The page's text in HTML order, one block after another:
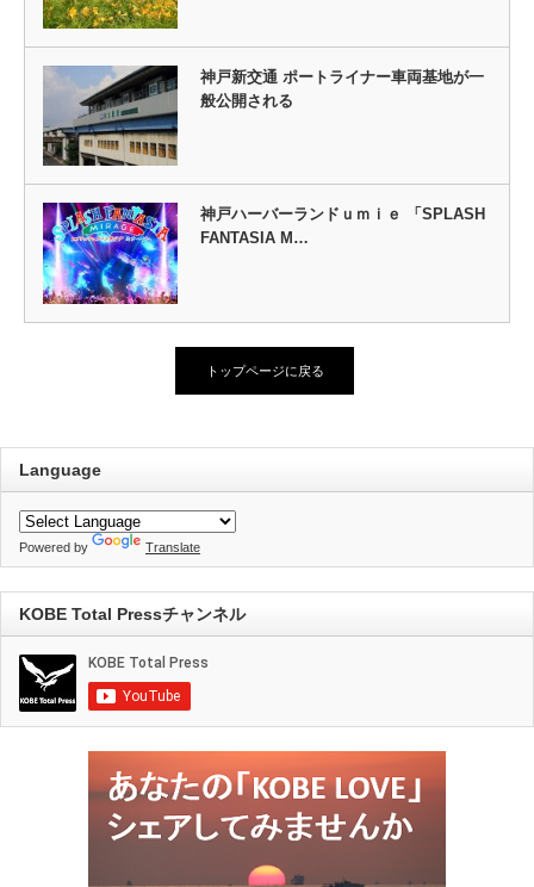
神戸新交通 ポートライナー車両基地が一
般公開される
神戸ハーバーランドｕｍｉｅ 「SPLASH
FANTASIA M…
トップページに戻る
Language
Powered by Translate
KOBE Total Pressチャンネル